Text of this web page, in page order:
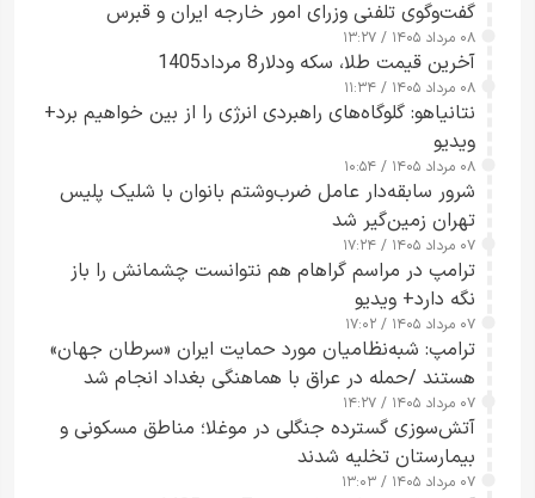
گفت‌وگوی تلفنی وزرای امور خارجه ایران و قبرس
۰۸ مرداد ۱۴۰۵ / ۱۳:۲۷
آخرین قیمت طلا، سکه ودلار8 مرداد1405
۰۸ مرداد ۱۴۰۵ / ۱۱:۳۴
نتانیاهو: گلوگاه‌های راهبردی انرژی را از بین خواهیم برد+
ویدیو
۰۸ مرداد ۱۴۰۵ / ۱۰:۵۴
شرور سابقه‌دار عامل ضرب‌وشتم بانوان با شلیک پلیس
تهران زمین‌گیر شد
۰۷ مرداد ۱۴۰۵ / ۱۷:۲۴
ترامپ در مراسم گراهام هم نتوانست چشمانش را باز
نگه دارد+ ویدیو
۰۷ مرداد ۱۴۰۵ / ۱۷:۰۲
ترامپ: شبه‌نظامیان مورد حمایت ایران «سرطان جهان»
هستند /حمله در عراق با هماهنگی بغداد انجام شد
۰۷ مرداد ۱۴۰۵ / ۱۴:۲۷
آتش‌سوزی گسترده جنگلی در موغلا؛ مناطق مسکونی و
بیمارستان تخلیه شدند
۰۷ مرداد ۱۴۰۵ / ۱۳:۰۳